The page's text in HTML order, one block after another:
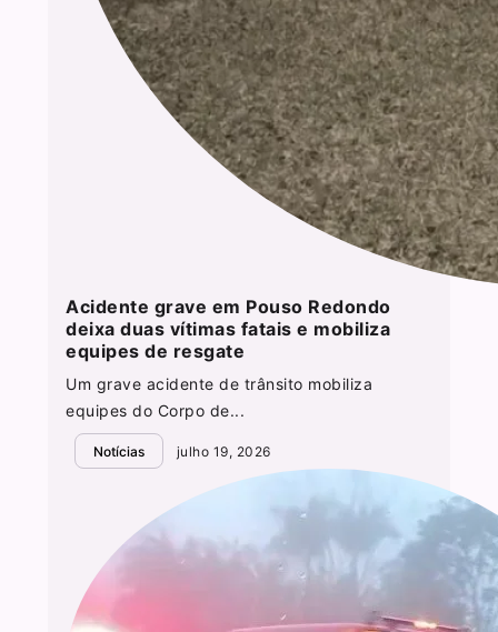
Acidente grave em Pouso Redondo
deixa duas vítimas fatais e mobiliza
equipes de resgate
Um grave acidente de trânsito mobiliza
equipes do Corpo de...
Notícias julho 19, 2026